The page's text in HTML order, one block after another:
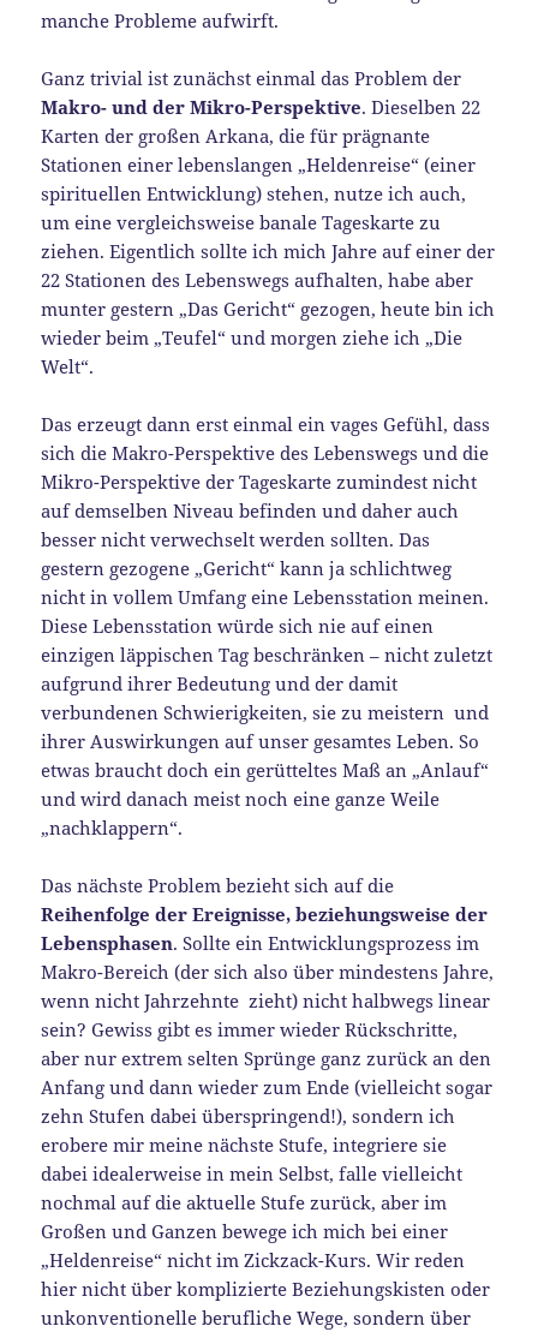
manche Probleme aufwirft.
Ganz trivial ist zunächst einmal das Problem der
Makro- und der Mikro-Perspektive. Dieselben 22
Karten der großen Arkana, die für prägnante
Stationen einer lebenslangen „Heldenreise“ (einer
spirituellen Entwicklung) stehen, nutze ich auch,
um eine vergleichsweise banale Tageskarte zu
ziehen. Eigentlich sollte ich mich Jahre auf einer der
22 Stationen des Lebenswegs aufhalten, habe aber
munter gestern „Das Gericht“ gezogen, heute bin ich
wieder beim „Teufel“ und morgen ziehe ich „Die
Welt“.
Das erzeugt dann erst einmal ein vages Gefühl, dass
sich die Makro-Perspektive des Lebenswegs und die
Mikro-Perspektive der Tageskarte zumindest nicht
auf demselben Niveau befinden und daher auch
besser nicht verwechselt werden sollten. Das
gestern gezogene „Gericht“ kann ja schlichtweg
nicht in vollem Umfang eine Lebensstation meinen.
Diese Lebensstation würde sich nie auf einen
einzigen läppischen Tag beschränken – nicht zuletzt
aufgrund ihrer Bedeutung und der damit
verbundenen Schwierigkeiten, sie zu meistern und
ihrer Auswirkungen auf unser gesamtes Leben. So
etwas braucht doch ein gerütteltes Maß an „Anlauf“
und wird danach meist noch eine ganze Weile
„nachklappern“.
Das nächste Problem bezieht sich auf die
Reihenfolge der Ereignisse, beziehungsweise der
Lebensphasen. Sollte ein Entwicklungsprozess im
Makro-Bereich (der sich also über mindestens Jahre,
wenn nicht Jahrzehnte zieht) nicht halbwegs linear
sein? Gewiss gibt es immer wieder Rückschritte,
aber nur extrem selten Sprünge ganz zurück an den
Anfang und dann wieder zum Ende (vielleicht sogar
zehn Stufen dabei überspringend!), sondern ich
erobere mir meine nächste Stufe, integriere sie
dabei idealerweise in mein Selbst, falle vielleicht
nochmal auf die aktuelle Stufe zurück, aber im
Großen und Ganzen bewege ich mich bei einer
„Heldenreise“ nicht im Zickzack-Kurs. Wir reden
hier nicht über komplizierte Beziehungskisten oder
unkonventionelle berufliche Wege, sondern über